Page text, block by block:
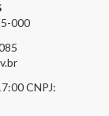
000
CNPJ: